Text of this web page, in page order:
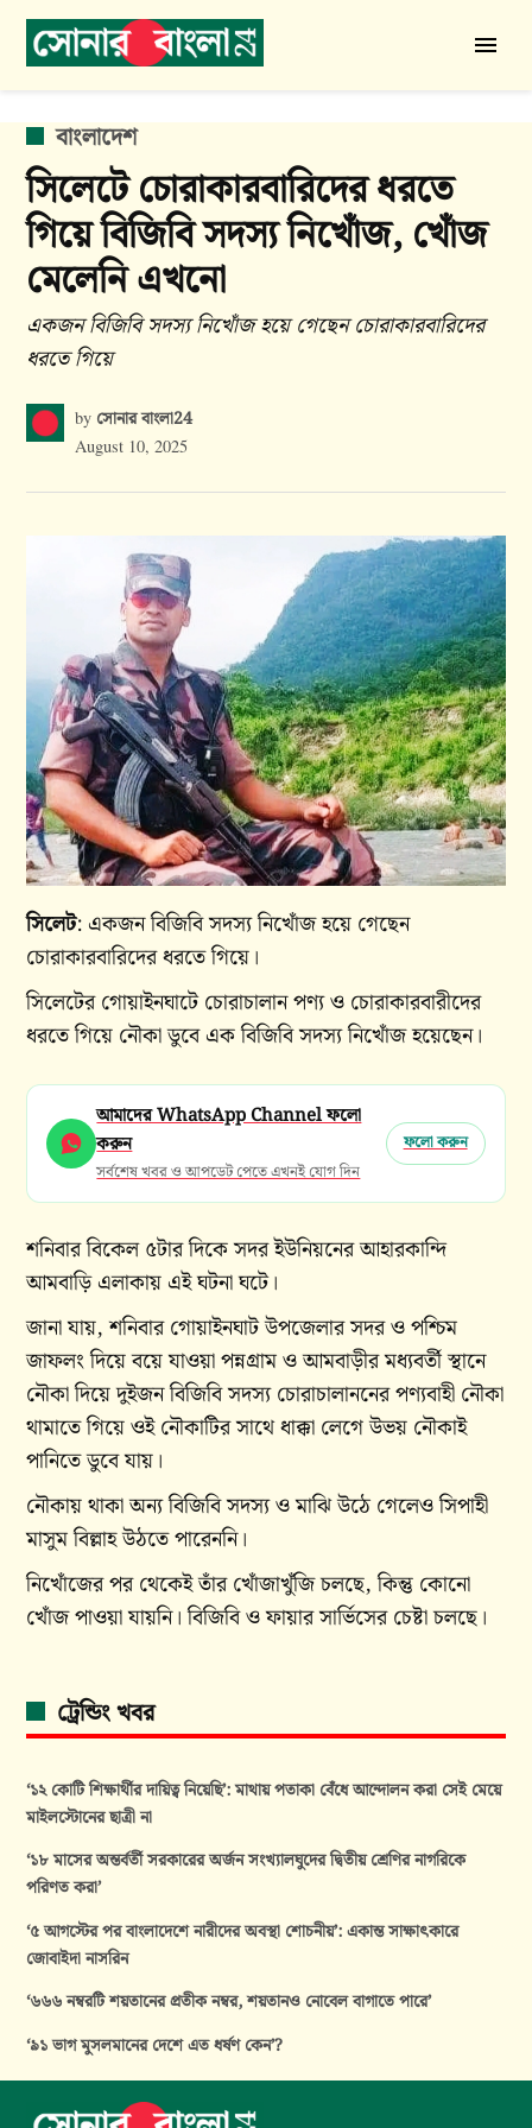
Skip
বাংলা
24
POSTED
বাংলাদেশ
সিলেটে চোরাকারবারিদের ধরতে
গিয়ে বিজিবি সদস্য নিখোঁজ, খোঁজ
মেলেনি এখনো
একজন বিজিবি সদস্য নিখোঁজ হয়ে গেছেন চোরাকারবারিদের
ধরতে গিয়ে
by সোনার বাংলা24
August 10, 2025
সিলেট: একজন বিজিবি সদস্য নিখোঁজ হয়ে গেছেন
চোরাকারবারিদের ধরতে গিয়ে।
সিলেটের গোয়াইনঘাটে চোরাচালান পণ্য ও চোরাকারবারীদের
ধরতে গিয়ে নৌকা ডুবে এক বিজিবি সদস্য নিখোঁজ হয়েছেন।
আমাদের WhatsApp Channel ফলো
করুন
সর্বশেষ খবর ও আপডেট পেতে এখনই যোগ দিন
ফলো করুন
শনিবার বিকেল ৫টার দিকে সদর ইউনিয়নের আহারকান্দি
আমবাড়ি এলাকায় এই ঘটনা ঘটে।
জানা যায়, শনিবার গোয়াইনঘাট উপজেলার সদর ও পশ্চিম
জাফলং দিয়ে বয়ে যাওয়া পন্নগ্রাম ও আমবাড়ীর মধ্যবর্তী স্থানে
নৌকা দিয়ে দুইজন বিজিবি সদস্য চোরাচালাননের পণ্যবাহী নৌকা
থামাতে গিয়ে ওই নৌকাটির সাথে ধাক্কা লেগে উভয় নৌকাই
পানিতে ডুবে যায়।
নৌকায় থাকা অন্য বিজিবি সদস্য ও মাঝি উঠে গেলেও সিপাহী
মাসুম বিল্লাহ উঠতে পারেননি।
নিখোঁজের পর থেকেই তাঁর খোঁজাখুঁজি চলছে, কিন্তু কোনো
খোঁজ পাওয়া যায়নি। বিজিবি ও ফায়ার সার্ভিসের চেষ্টা চলছে।
ট্রেন্ডিং খবর
‘১২ কোটি শিক্ষার্থীর দায়িত্ব নিয়েছি’: মাথায় পতাকা বেঁধে আন্দোলন করা সেই মেয়ে
মাইলস্টোনের ছাত্রী না
‘১৮ মাসের অন্তর্বর্তী সরকারের অর্জন সংখ্যালঘুদের দ্বিতীয় শ্রেণির নাগরিকে
পরিণত করা’
‘৫ আগস্টের পর বাংলাদেশে নারীদের অবস্থা শোচনীয়’: একান্ত সাক্ষাৎকারে
জোবাইদা নাসরিন
‘৬৬৬ নম্বরটি শয়তানের প্রতীক নম্বর, শয়তানও নোবেল বাগাতে পারে’
‘৯১ ভাগ মুসলমানের দেশে এত ধর্ষণ কেন’?